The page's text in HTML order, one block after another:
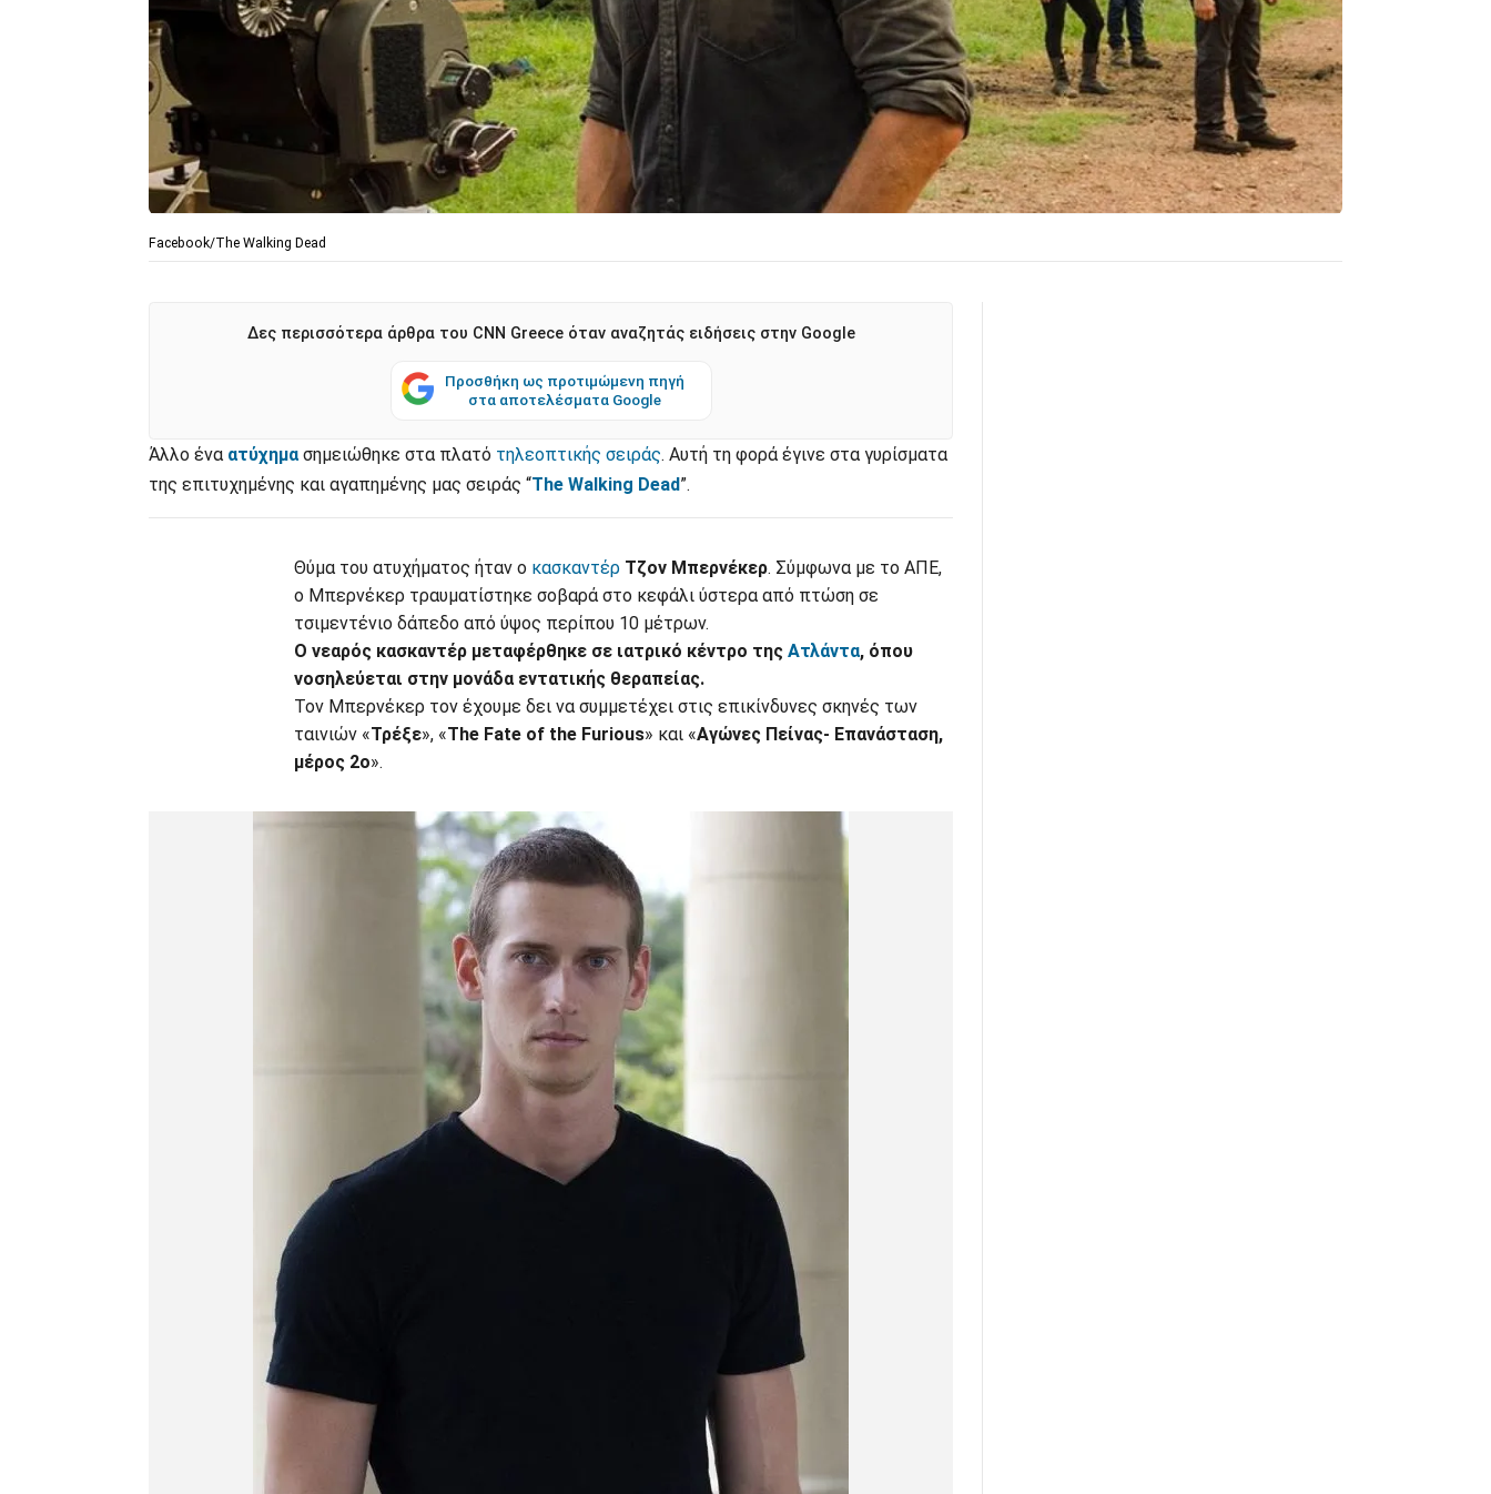
Facebook/The Walking Dead
Δες περισσότερα άρθρα του CNN Greece όταν αναζητάς ειδήσεις στην Google
Προσθήκη ως προτιμώμενη πηγή
στα αποτελέσματα Google
Άλλο ένα ατύχημασημειώθηκε στα πλατό τηλεοπτικής σειράς. Αυτή τη φορά έγινε στα γυρίσματα
της επιτυχημένης και αγαπημένης μας σειράς “The Walking Dead”.
Θύμα του ατυχήματος ήταν ο κασκαντέρΤζον Μπερνέκερ. Σύμφωνα με το ΑΠΕ,
ο Μπερνέκερ τραυματίστηκε σοβαρά στο κεφάλι ύστερα από πτώση σε
τσιμεντένιο δάπεδο από ύψος περίπου 10 μέτρων.
Ο νεαρός κασκαντέρ μεταφέρθηκε σε ιατρικό κέντρο της Ατλάντα, όπου
νοσηλεύεται στην μονάδα εντατικής θεραπείας.
Τον Μπερνέκερ τον έχουμε δει να συμμετέχει στις επικίνδυνες σκηνές των
ταινιών «Τρέξε», «The Fate of the Furious» και «Αγώνες Πείνας- Επανάσταση,
μέρος 2ο».